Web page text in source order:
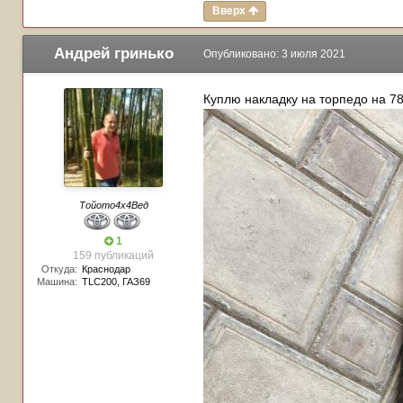
Вверх
Андрей гринько
Тойото4х4Вед
1
159 публикаций
Откуда: Краснодар
Машина: TLC200, ГАЗ69
Опубликовано: 3 июля 2021
Куплю накладку на торпедо на 78